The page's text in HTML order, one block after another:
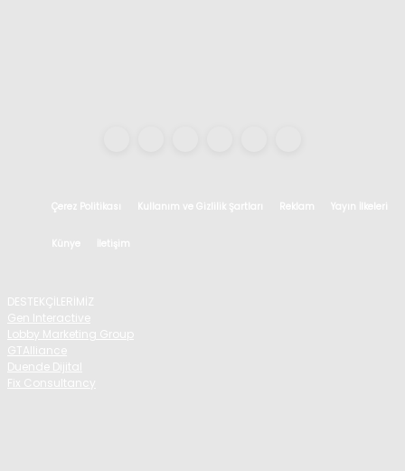
Çerez Politikası Kullanım ve Gizlilik Şartları Reklam Yayın İlkeleri
Künye İletişim
DESTEKÇİLERİMİZ
Gen Interactive
Lobby Marketing Group
GTAlliance
Duende Dijital
Fix Consultancy